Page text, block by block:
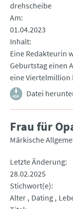
drehscheibe
Am
01.04.2023
Inhalt
Eine Redakteurin
Geburtstag einen
eine Viertelmillion
Datei
Frau für
Märkische
Letzte Änderung
28.02.2025
Stichwort(e)
Alter Dating